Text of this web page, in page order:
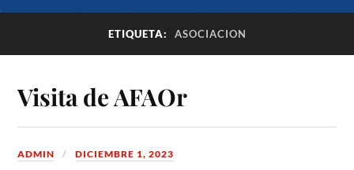
ETIQUETA: ASOCIACION
Visita de AFAOr
ADMIN DICIEMBRE 1, 2023